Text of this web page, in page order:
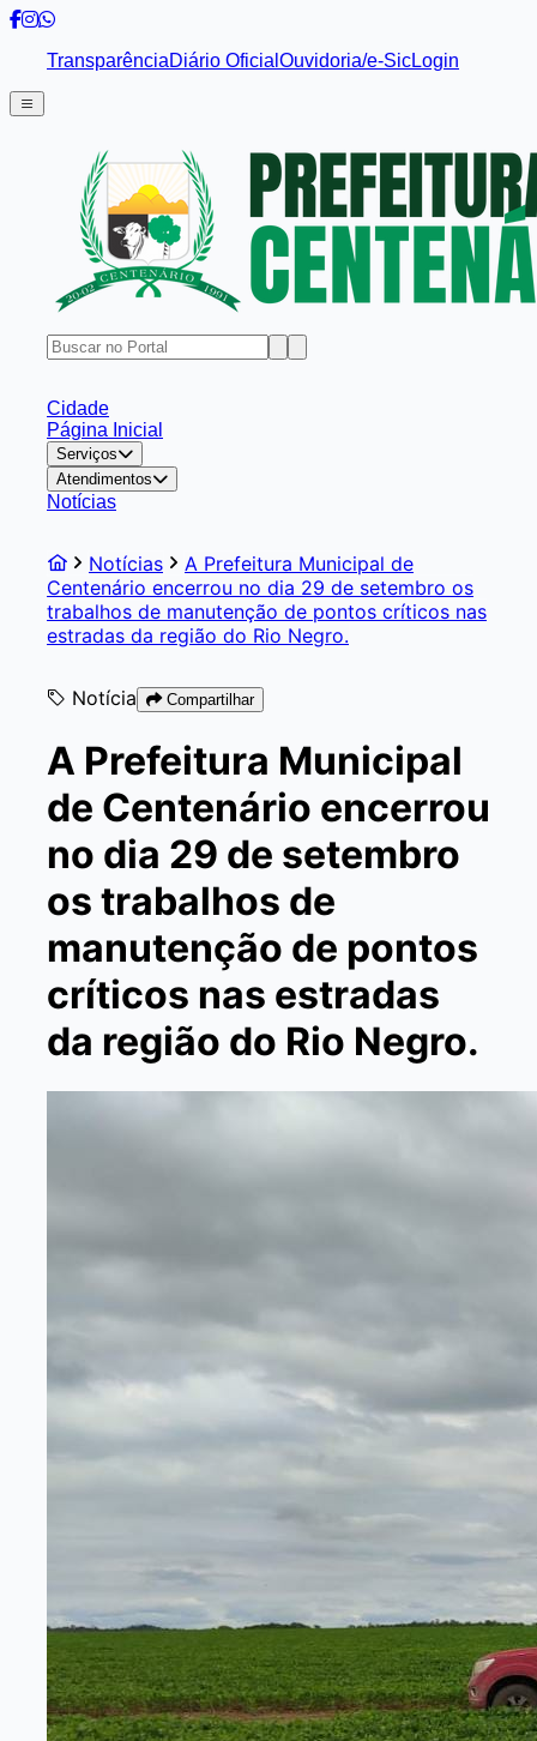
TransparênciaDiário Oficial Ouvidoria/e-SicLogin
Cidade
Página Inicial
Serviços
Atendimentos
Notícias
Notícias
A Prefeitura Municipal de
Centenário encerrou no dia 29 de setembro os
trabalhos de manutenção de pontos críticos nas
estradas da região do Rio Negro.
Notícia Compartilhar
A Prefeitura Municipal
de Centenário encerrou
no dia 29 de setembro
os trabalhos de
manutenção de pontos
críticos nas estradas
da região do Rio Negro.